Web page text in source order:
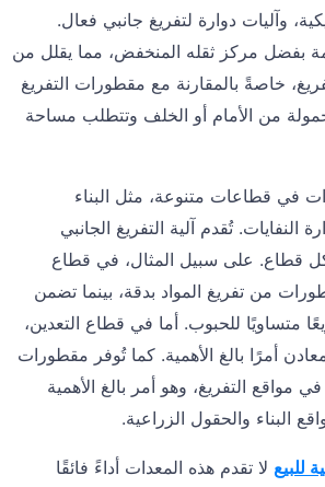
وآليات دوارة لتفريغ جانبي فعال.
بفضل مركز ثقله المنخفض، مما يقلل من
خاصةً بالمقارنة مع مقطورات التفريغ
من الأمام أو الخلف وتتطلب مساحة
في قطاعات متنوعة، مثل البناء
النفايات. تُقدم آلية التفريغ الجانبي
قطاع. على سبيل المثال، في قطاع
من تفريغ المواد بدقة، بينما تضمن
متساويًا للحبوب. أما في قطاع التعدين،
أمرًا بالغ الأهمية. كما تُوفر مقطورات
مواقع التفريغ، وهو أمر بالغ الأهمية
البناء والحقول الزراعية.
للبيع لا تقدم هذه المعدات أداءً فائقًا